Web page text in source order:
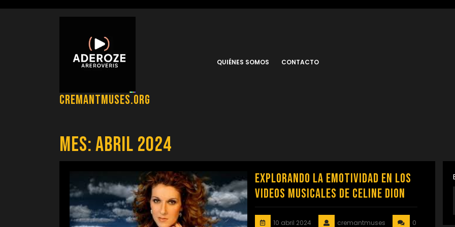
cremantmuses.org
QUIÉNES SOMOS CONTACTO
Mes:abril 2024
Explorando la Emotividad en los
Videos Musicales de Celine Dion
10 abril 2024 cremantmuses
0